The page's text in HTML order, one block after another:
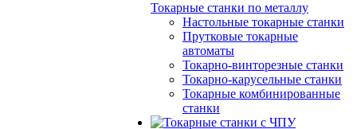
Токарные станки по металлу
Настольные токарные станки
Прутковые токарные
автоматы
Токарно-винторезные станки
Токарно-карусельные станки
Токарные комбинированные
станки